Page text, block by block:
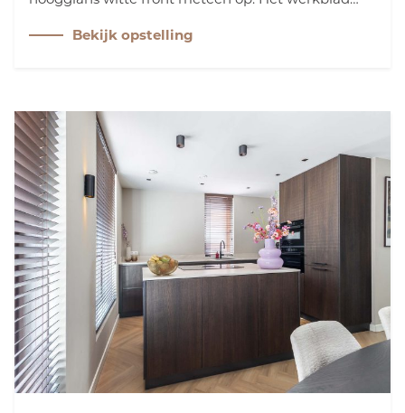
Siemens vaatwasser en koelkast zorgen voor
Bekijk opstelling